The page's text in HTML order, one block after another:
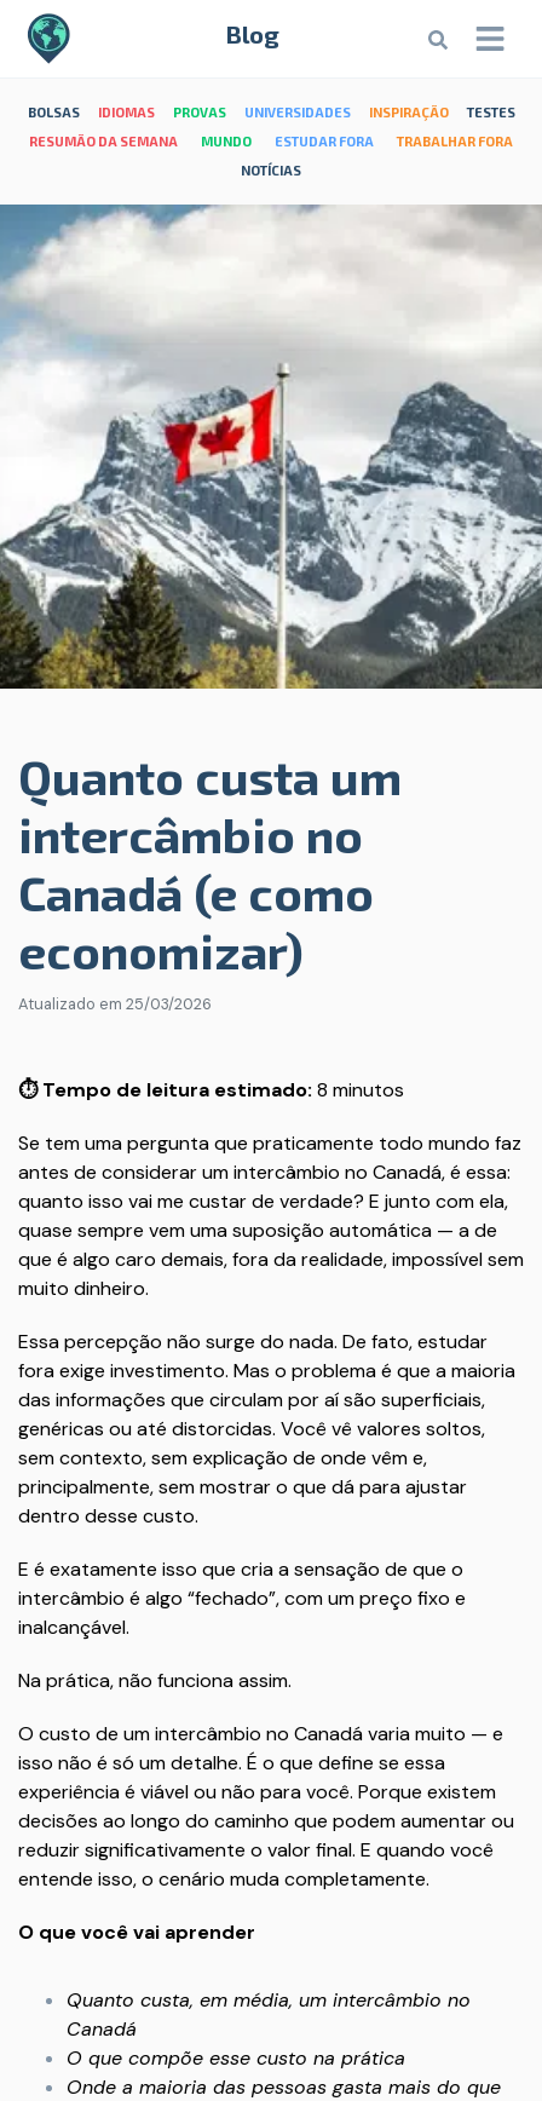
Blog
BOLSAS IDIOMAS PROVAS UNIVERSIDADES INSPIRAÇÃO
TESTES
RESUMÃO DA SEMANA
MUNDO ESTUDAR FORA
TRABALHAR FORA
NOTÍCIAS
Quanto custa um
intercâmbio no
Canadá (e como
economizar)
Atualizado em 25/03/2026
⏱️ Tempo de leitura estimado: 8 minutos
Se tem uma pergunta que praticamente todo mundo faz
antes de considerar um intercâmbio no Canadá, é essa:
quanto isso vai me custar de verdade? E junto com ela,
quase sempre vem uma suposição automática — a de
que é algo caro demais, fora da realidade, impossível sem
muito dinheiro.
Essa percepção não surge do nada. De fato, estudar
fora exige investimento. Mas o problema é que a maioria
das informações que circulam por aí são superficiais,
genéricas ou até distorcidas. Você vê valores soltos,
sem contexto, sem explicação de onde vêm e,
principalmente, sem mostrar o que dá para ajustar
dentro desse custo.
E é exatamente isso que cria a sensação de que o
intercâmbio é algo “fechado”, com um preço fixo e
inalcançável.
Na prática, não funciona assim.
O custo de um intercâmbio no Canadá varia muito — e
isso não é só um detalhe. É o que define se essa
experiência é viável ou não para você. Porque existem
decisões ao longo do caminho que podem aumentar ou
reduzir significativamente o valor final. E quando você
entende isso, o cenário muda completamente.
O que você vai aprender
Quanto custa, em média, um intercâmbio no
Canadá
O que compõe esse custo na prática
Onde a maioria das pessoas gasta mais do que